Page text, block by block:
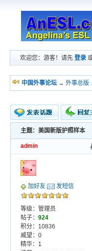
欢迎您：游客！请先登录
中国外事论坛 →外事总版
新的主题
投票帖
小字报
主题：美国新版护照样本
admin
加好友 发短信
等级：管理员
帖子： 924
积分：10836
威望：0
精华：1